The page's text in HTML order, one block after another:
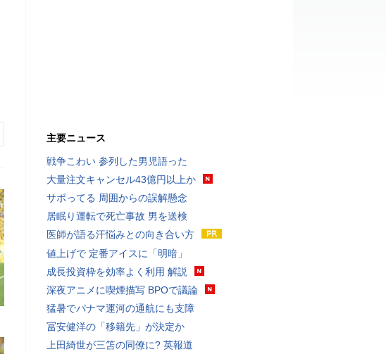
主要ニュース
戦争こわい 参列した男児語った
大量注文キャンセル43億円以上か
サボってる 周囲からの誤解懸念
居眠り運転で死亡事故 男を送検
医師が語る汗悩みとの向き合い方
値上げで 定番アイスに「明暗」
成長投資枠を効率よく利用 解説
深夜アニメに喫煙描写 BPOで議論
猛暑でパナマ運河の通航にも支障
冨安健洋の「移籍先」が決定か
上田綺世が三笘の同僚に? 英報道